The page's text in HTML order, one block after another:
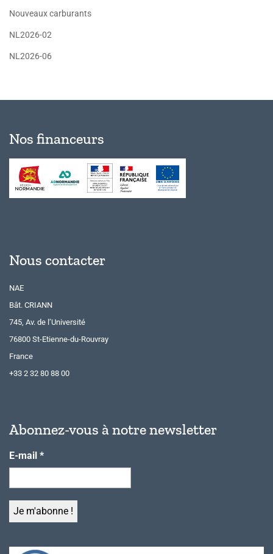
Nouveaux carburants
NL2026-02
NL2026-06
Nos financeurs
Nous contacter
NAE
Bât. CRIANN
745, Av. de l’Université
76800 St-Etienne-du-Rouvray
France
+33 2 32 80 88 00
Abonnez-vous à notre newsletter
E-mail *